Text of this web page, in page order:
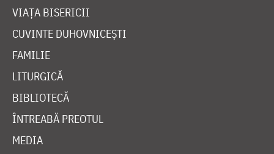
VIAȚA BISERICII
CUVINTE DUHOVNICEȘTI
FAMILIE
LITURGICĂ
BIBLIOTECĂ
ÎNTREABĂ PREOTUL
MEDIA